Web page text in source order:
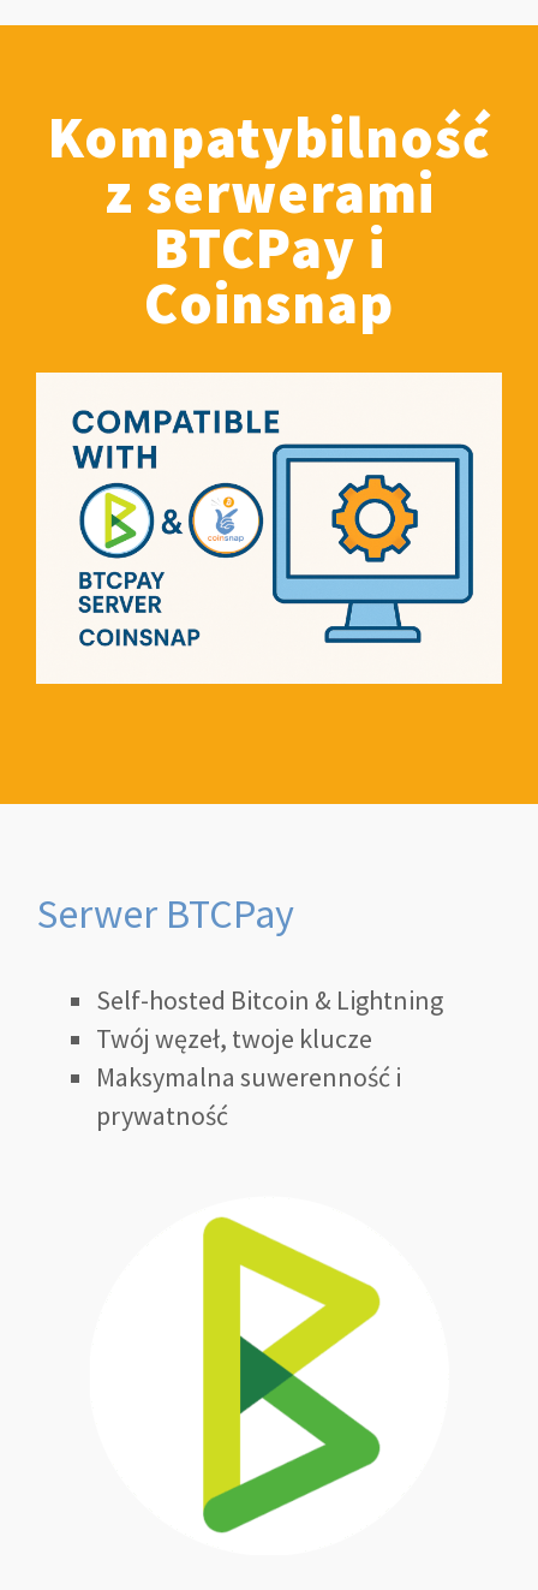
Kompatybilność
z serwerami
BTCPay i
Coinsnap
Serwer BTCPay
Self-hosted Bitcoin & Lightning
Twój węzeł, twoje klucze
Maksymalna suwerenność i
prywatność